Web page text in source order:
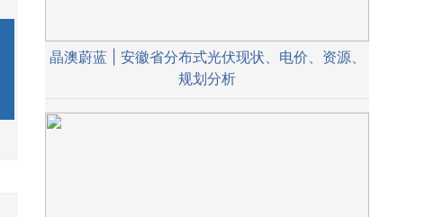
晶澳蔚蓝 | 安徽省分布式光伏现状、电价、资源、
规划分析